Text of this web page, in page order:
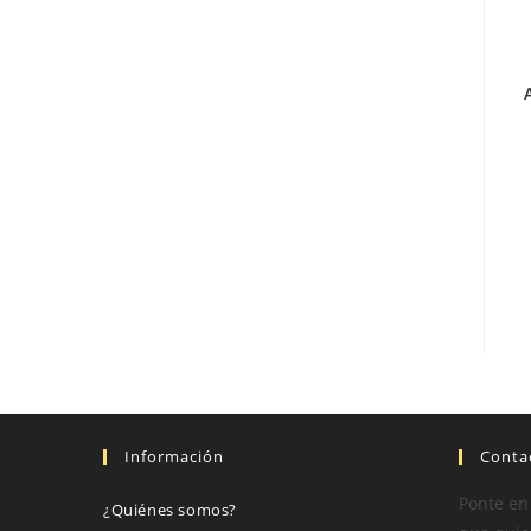
Información
¿Quiénes somos?
Ponte